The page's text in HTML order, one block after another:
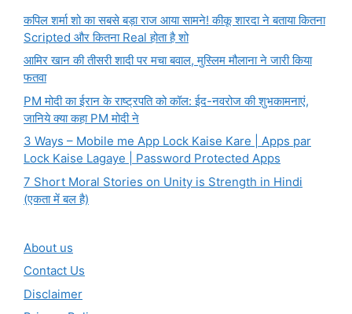
कपिल शर्मा शो का सबसे बड़ा राज आया सामने! कीकू शारदा ने बताया कितना
Scripted और कितना Real होता है शो
आमिर खान की तीसरी शादी पर मचा बवाल, मुस्लिम मौलाना ने जारी किया
फतवा
PM मोदी का ईरान के राष्ट्रपति को कॉल: ईद-नवरोज की शुभकामनाएं,
जानिये क्या कहा PM मोदी ने
3 Ways – Mobile me App Lock Kaise Kare | Apps par
Lock Kaise Lagaye | Password Protected Apps
7 Short Moral Stories on Unity is Strength in Hindi
(एकता में बल है)
About us
Contact Us
Disclaimer